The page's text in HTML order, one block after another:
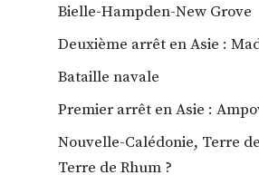
Bielle-Hampden-New Grove
Deuxième arrêt en Asie :
Bataille navale
Premier arrêt en Asie :
Nouvelle-Calédonie, Terre
Terre de Rhum ?